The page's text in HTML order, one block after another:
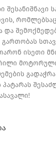
შესანიშნავი
და
ისეთი